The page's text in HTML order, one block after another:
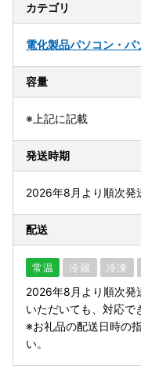
カテゴリ
電化製品パソコン・パ
容量
※上記に記載
発送時期
2026年8月より順次発
配送
常温 冷蔵 冷凍
2026年8月より順次発
いただいても、対応で
※お礼品の配送日時の
い。